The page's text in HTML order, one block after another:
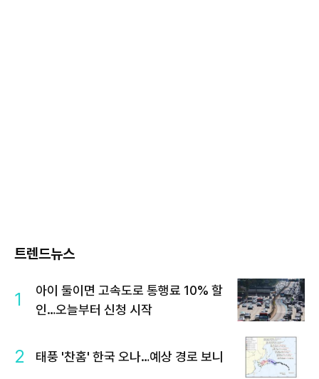
트렌드뉴스
1
아이 둘이면 고속도로 통행료 10% 할
인…오늘부터 신청 시작
2 태풍 '찬홈' 한국 오나…예상 경로 보니